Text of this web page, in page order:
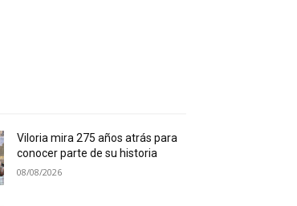
Viloria mira 275 años atrás para
conocer parte de su historia
08/08/2026